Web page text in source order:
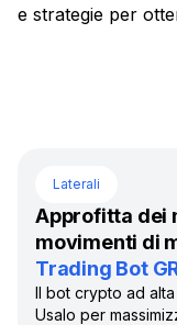
e strategie per
Laterali
Approfitta dei
movimenti di
Trading Bot
Il bot crypto ad alta
Usalo per